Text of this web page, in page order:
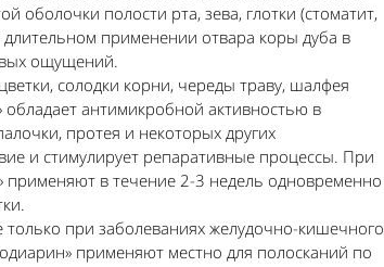
оболочки полости рта, зева, глотки (стоматит,
применении отвара коры дуба в
ощущений.
солодки корни, череды траву, шалфея
обладает антимикробной активностью в
протея и некоторых других
и стимулирует репаративные процессы. При
применяют в течение 2-3 недель одновременно
при заболеваниях желудочно-кишечного
применяют местно для полосканий по